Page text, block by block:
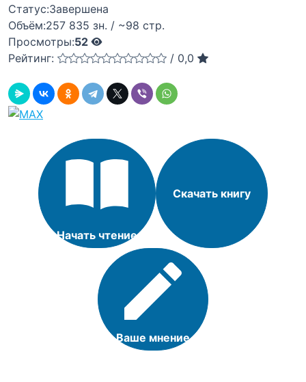
Статус:Завершена
Объём:257 835 зн. / ~98 стр.
Просмотры:52
Рейтинг:
/ 0,0
Начать чтение
Скачать книгу
Ваше мнение